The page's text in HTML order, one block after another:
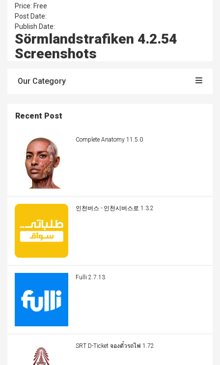
Price: Free
Post Date:
Publish Date:
Sörmlandstrafiken 4.2.54
Screenshots
Our Category
Recent Post
Complete Anatomy 11.5.0
인천버스 - 인천시버스로 1.3.2
Fulli 2.7.13
SRT D-Ticket จองตั๋วรถไฟ 1.72